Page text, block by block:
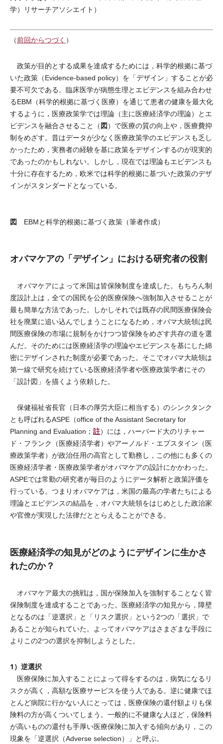
学）リサーチアソシエイト）
（前回からつづく ）
政策が目的とする成果を達成するためには，科学的根拠に基づ
いた政策（Evidence-based policy）を「デザイン」することが必
要不可欠である。臨床医学が病態生理とエビデンスを組み合わせ
るEBM（科学的根拠に基づく医療）を通じて患者の健康を最大化
するように，医療政策学では理論（主に医療経済学の理論）とエ
ビデンスを融合させること（図）で医療の質の向上や，医療費抑
制をめざす。昔はデータが少なく医療政策学のエビデンスも乏し
かったため，実務者の経験を基に政策をデザインするのが現実的
であったのかもしれない。しかし，現在では理論もエビデンスも
十分に存在するため，欧米では科学的根拠に基づいた政策のデザ
インがスタンダードとなっている。
図 EBMと科学的根拠に基づく政策（筆者作成）
オバマケアの「デザイン」における研究者の役割
オバマケアによって米国は皆保険制度を達成した。もちろん制
度設計上は，全ての国民を公的医療保険へ強制加入させることが
最も簡単な方法であった。しかしそれでは既存の民間医療保険会
社を廃業に追い込んでしまうことになるため，オバマ大統領は民
間医療保険の市場に規制をかけつつ皆保険をめざす共存の道を選
んだ。そのためには医療経済学の理論やエビデンスを基にした綿
密にデザインされた制度が必要であった。そこでオバマ大統領は
第一線で研究を続けている医療経済学者や医療政策学者にその
「設計図」を描くよう依頼した。
保健福祉省長官（日本の厚労大臣に相当する）のシンクタンク
とも呼ばれるASPE（office of the Assistant Secretary for
Planning and Evaluation； 註）には，ハーバード大のリチャー
ド・フランク（医療経済学者）やアーノルド・エプスタイン（医
療政策学者）が政治任用の高官として勤務し，この他にも多くの
医療経済学者・医療政策学者がオバマケアの設計にかかわった。
ASPEでは常勤の研究者が毎日のようにデータ解析と政策評価を
行っている。つまりオバマケアは，米国の最高の学者たちによる
理論とエビデンスの結晶を，オバマ大統領をはじめとした政治家
や官僚が実現した法律だととらえることができる。
医療経済学の知見がどのようにデザインに生かさ
れたのか？
オバマケア最大の挑戦は，国が保険加入を強制することなく皆
保険制度を達成することであった。医療経済学の知見から，障壁
となるのは「逆選択」と「リスク選択」という2つの「選択」で
あることが知られていた。よってオバマケアはさまざまな手段に
よりこの2つの選択を抑制しようとした。
1）逆選択
医療保険に加入することによって得をするのは，病気になるリ
スクが高く，高額な医療サービスを使う人である。逆に健康でほ
とんど病院に行かない人にとっては，医療保険の還付額よりも保
険料の方が高くついてしまう。一般的に不健康な人ほど，保険料
が高いものの還付も手厚い医療保険に加入する傾向があり，この
現象を「逆選択（Adverse selection）」と呼ぶ。